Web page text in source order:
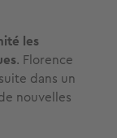
les
. Florence
dans un
nouvelles